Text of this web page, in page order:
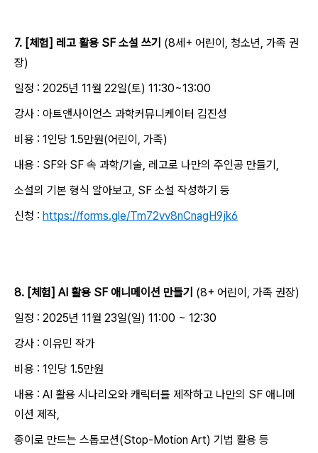
7. [체험] 레고 활용 SF 소설 쓰기 (8세+ 어린이, 청소년, 가족 권
장)
일정 : 2025년 11월 22일(토) 11:30~13:00
강사 : 아트앤사이언스 과학커뮤니케이터 김진성
비용 : 1인당 1.5만원(어린이, 가족)
내용 : SF와 SF 속 과학/기술, 레고로 나만의 주인공 만들기,
소설의 기본 형식 알아보고, SF 소설 작성하기 등
신청 : https://forms.gle/Tm72vv8nCnagH9jk6
8. [체험] AI 활용 SF 애니메이션 만들기 (8+ 어린이, 가족 권장)
일정 : 2025년 11월 23일(일) 11:00 ~ 12:30
강사 : 이유민 작가
비용 : 1인당 1.5만원
내용 : AI 활용 시나리오와 캐릭터를 제작하고 나만의 SF 애니메
이션 제작,
종이로 만드는 스톱모션(Stop-Motion Art) 기법 활용 등